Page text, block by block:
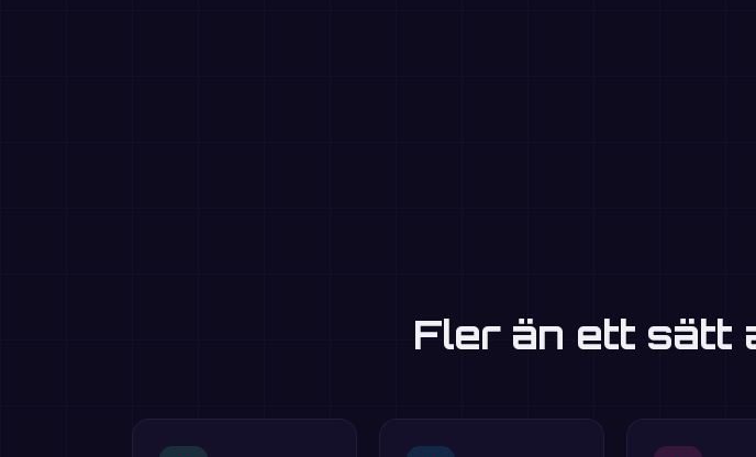
Fler än ett sätt